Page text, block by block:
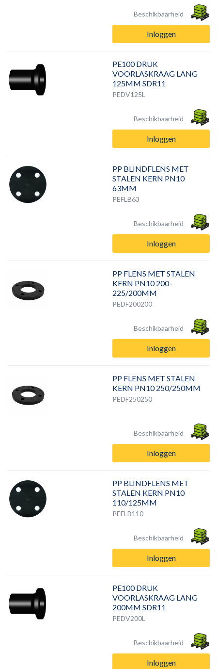
Beschikbaarheid
Inloggen
PE100 DRUK
VOORLASKRAAG LANG
125MM SDR11
PEDV125L
Beschikbaarheid
Inloggen
PP BLINDFLENS MET
STALEN KERN PN10
63MM
PEFLB63
Beschikbaarheid
Inloggen
PP FLENS MET STALEN
KERN PN10 200-
225/200MM
PEDF200200
Beschikbaarheid
Inloggen
PP FLENS MET STALEN
KERN PN10 250/250MM
PEDF250250
Beschikbaarheid
Inloggen
PP BLINDFLENS MET
STALEN KERN PN10
110/125MM
PEFLB110
Beschikbaarheid
Inloggen
PE100 DRUK
VOORLASKRAAG LANG
200MM SDR11
PEDV200L
Beschikbaarheid
Inloggen